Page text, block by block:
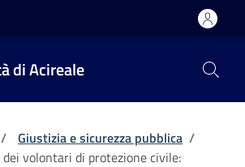
di Acireale
pane
/ Giustizia e sicurezza pubblica /
dei volontari di protezione civile: